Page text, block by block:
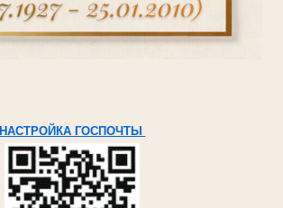
НАСТРОЙКА ГОСПОЧТЫ